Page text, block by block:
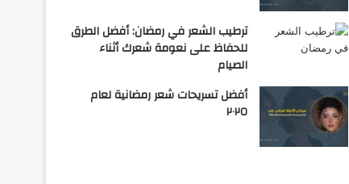
ترطيب الشعر في رمضان: أفضل الطرق
للحفاظ على نعومة شعرك أثناء
الصيام
أفضل تسريحات شعر رمضانية لعام
٢٠٢٥